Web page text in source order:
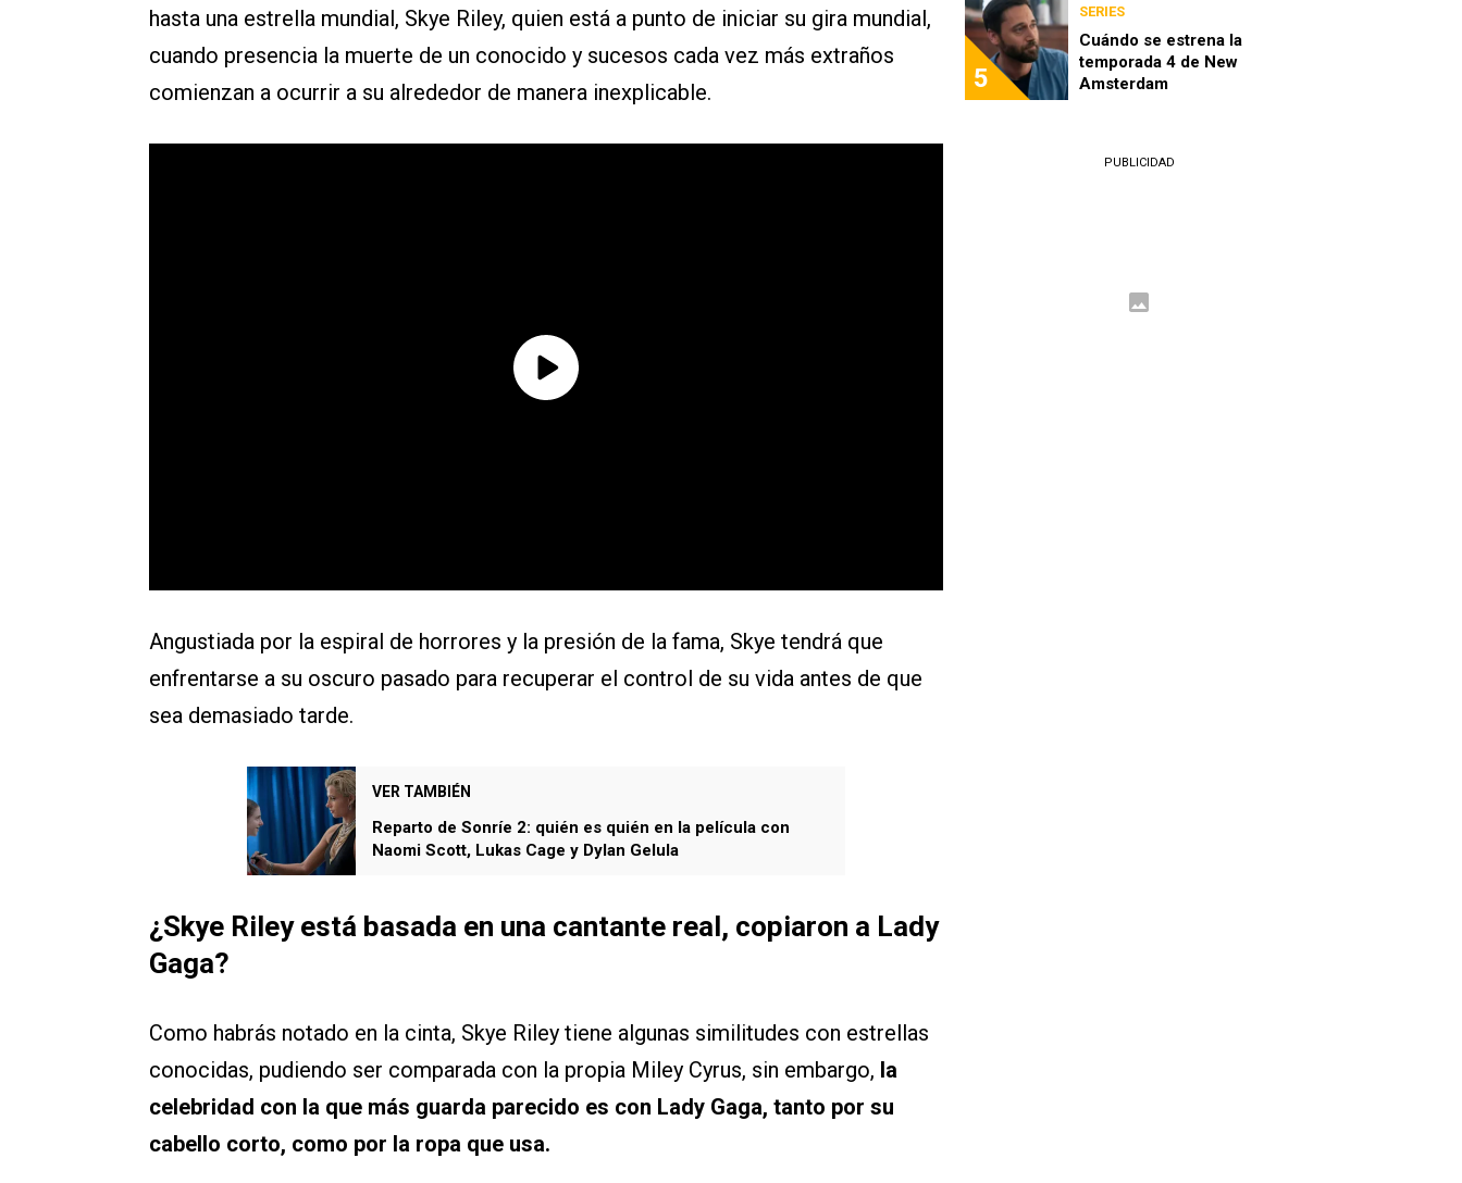
hasta una estrella mundial, Skye Riley, quien está a punto de iniciar su gira mundial,
cuando presencia la muerte de un conocido y sucesos cada vez más extraños
comienzan a ocurrir a su alrededor de manera inexplicable.
Angustiada por la espiral de horrores y la presión de la fama, Skye tendrá que
enfrentarse a su oscuro pasado para recuperar el control de su vida antes de que
sea demasiado tarde.
VER TAMBIÉN
⁠Reparto de Sonríe 2: quién es quién en la película con
Naomi Scott, Lukas Cage y Dylan Gelula
¿Skye Riley está basada en una cantante real, copiaron a Lady
Gaga?
Como habrás notado en la cinta, Skye Riley tiene algunas similitudes con estrellas
conocidas, pudiendo ser comparada con la propia Miley Cyrus, sin embargo, la
celebridad con la que más guarda parecido es con Lady Gaga, tanto por su
cabello corto, como por la ropa que usa.
5
SERIES
Cuándo se estrena la
temporada 4 de New
Amsterdam
PUBLICIDAD